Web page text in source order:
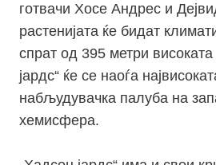
готвачи Хосе Андрес и
растенијата ќе бидат
спрат од 395 метри
јардс“ ќе се наоѓа
набљудувачка палуба на
хемисфера.